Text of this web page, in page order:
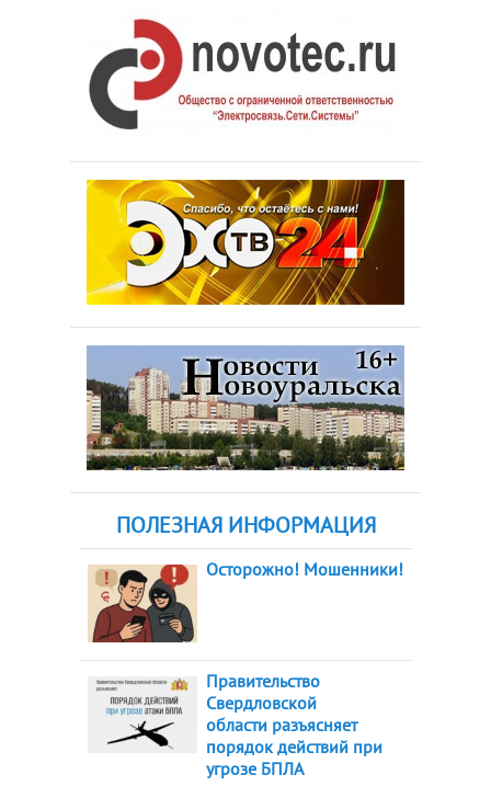
ПОЛЕЗНАЯ ИНФОРМАЦИЯ
Осторожно! Мошенники!
Правительство
Свердловской
области разъясняет
порядок действий при
угрозе БПЛА